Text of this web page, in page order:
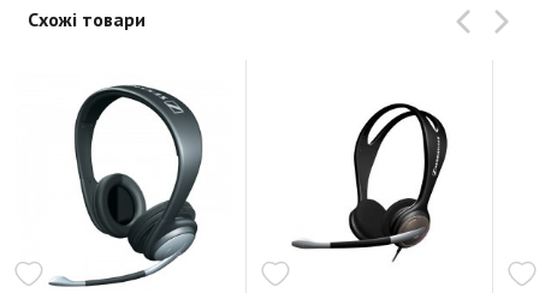
Схожі товари